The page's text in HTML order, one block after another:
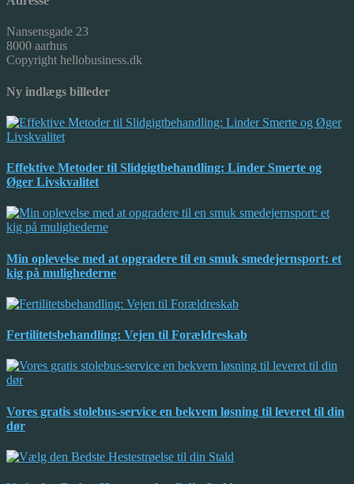
Nansensgade 23
8000 aarhus
Copyright hellobusiness.dk
Ny indlægs billeder
Effektive Metoder til Slidgigtbehandling: Linder Smerte og
Øger Livskvalitet
Min oplevelse med at opgradere til en smuk smedejernsport: et
kig på mulighederne
Fertilitetsbehandling: Vejen til Forældreskab
Vores gratis stolebus-service en bekvem løsning til leveret til din
dør